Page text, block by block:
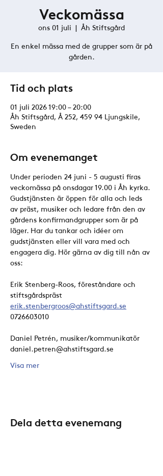
Veckomässa
ons 01 juli
  |
Åh Stiftsgård
En enkel mässa med de grupper som är på
gården.
Tid och plats
01 juli 2026 19:00 – 20:00
Åh Stiftsgård, Å 252, 459 94 Ljungskile,
Sweden
Om evenemanget
Under perioden 24 juni - 5 augusti firas
veckomässa på onsdagar 19.00 i Åh kyrka.
Gudstjänsten är öppen för alla och leds
av präst, musiker och ledare från den av
gårdens konfirmandgrupper som är på
läger. Har du tankar och idéer om
gudstjänsten eller vill vara med och
engagera dig. Hör gärna av dig till nån av
oss:
Erik Stenberg-Roos, föreståndare och
stiftsgårdspräst
erik.stenbergroos@ahstiftsgard.se
0726603010
Daniel Petrén, musiker/kommunikatör
daniel.petren@ahstiftsgard.se
Visa mer
Dela detta evenemang